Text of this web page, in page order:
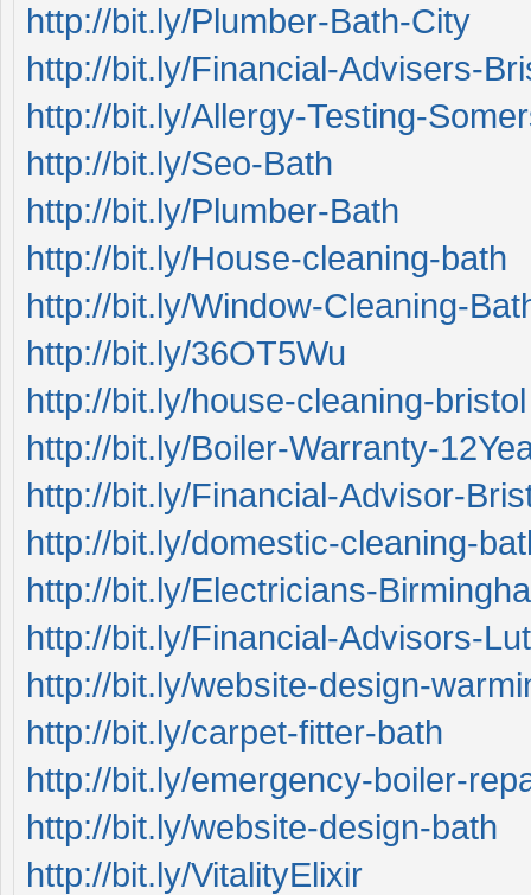
http://bit.ly/Plumber-Bath-City
http://bit.ly/Financial-Advisers-
http://bit.ly/Allergy-Testing-
http://bit.ly/Seo-Bath
http://bit.ly/Plumber-Bath
http://bit.ly/House-cleaning-bath
http://bit.ly/Window-Cleaning-
http://bit.ly/36OT5Wu
http://bit.ly/house-cleaning-bristol
http://bit.ly/Boiler-Warranty-
http://bit.ly/Financial-Advisor-
http://bit.ly/domestic-cleaning-
http://bit.ly/Electricians-
http://bit.ly/Financial-Advisors-
http://bit.ly/website-design-
http://bit.ly/carpet-fitter-bath
http://bit.ly/emergency-boiler-
http://bit.ly/website-design-bath
http://bit.ly/VitalityElixir